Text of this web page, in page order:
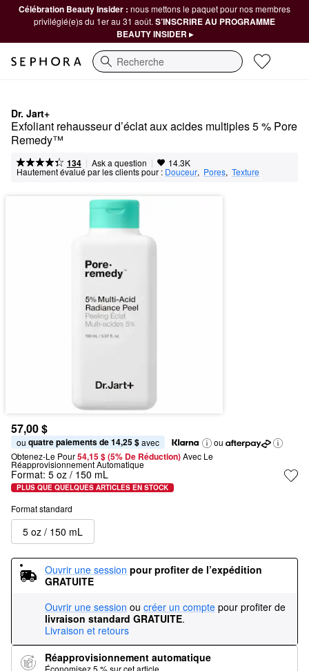
Célébration Beauty Insider : nous mettons le paquet pour nos membres
privilégié(e)s du 1er au 31 août. S’INSCRIRE AU PROGRAMME
BEAUTY INSIDER ▸
Recherche
Dr. Jart+
Exfoliant rehausseur d’éclat aux acides multiples 5 % Pore
Remedy™
134 | Ask a question | 14.3K
Hautement évalué par les clients pour : Douceur, Pores, Texture
57,00 $
ou quatre paiements de 14,25 $ avec
ou
Obtenez-Le Pour54,15 $ (5% De Réduction) Avec Le
Réapprovisionnement Automatique
Format: 5 oz / 150 mL
PLUS QUE QUELQUES ARTICLES EN STOCK
Format standard
5 oz / 150 mL
Ouvrir une session pour profiter de l’expédition
GRATUITE
Ouvrir une session ou créer un compte pour profiter de
livraison standard GRATUITE.
Livraison et retours
Réapprovisionnement automatique
Économisez 5 % sur cet article